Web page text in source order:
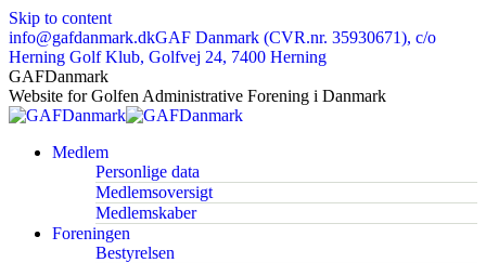
Skip to content
info@gafdanmark.dkGAF Danmark (CVR.nr. 35930671), c/o
Herning Golf Klub, Golfvej 24, 7400 Herning
GAFDanmark
Website for Golfen Administrative Forening i Danmark
Medlem
Personlige data
Medlemsoversigt
Medlemskaber
Foreningen
Bestyrelsen